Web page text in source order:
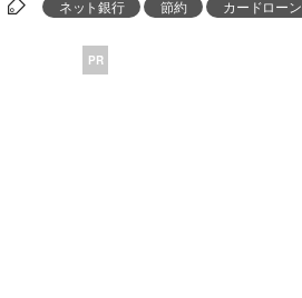
ネット銀行 節約 カードローン
PR